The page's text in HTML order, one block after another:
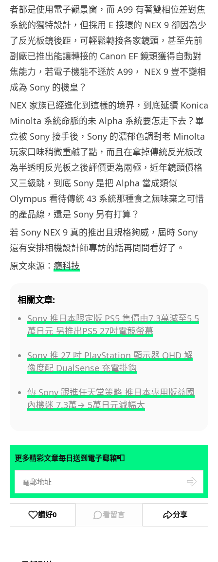
者都是使用電子觀景窗，而 A99 有著雙相位差對焦
系統的獨特設計，但採用 E 接環的 NEX 9 卻因為少
了反光板鏡後距，可輕鬆轉接各家鏡頭，甚至先前
副廠已推出能讓轉接的 Canon EF 鏡頭獲得自動對
焦能力，若電子機能不遜於 A99， NEX 9 豈不變相
成為 Sony 的機皇？
NEX 家族已經進化到這樣的境界，到底延續 Konica
Minolta 系統命脈的未 Alpha 系統要怎走下去？畢
竟被 Sony 接手後，Sony 的濃郁色調對老 Minolta
玩家口味稍微重鹹了點，而且在拿掉傳統反光板改
為半透明反光板之後評價更為兩極，近年鏡頭價格
又三級跳，到底 Sony 是把 Alpha 當成類似
Olympus 看待傳統 43 系統那種食之無味棄之可惜
的產品線，還是 Sony 另有打算？
若 Sony NEX 9 真的推出且規格夠威，屆時 Sony
還有安排相機設計師專訪的話再問問看好了。
原文來源： 癮科技
相關文章:
Sony 推日本限定版 PS5 售價由7.3萬減至5.5
萬日元 另推出PS5 27吋電競螢幕
Sony 推 27 吋 PlayStation 顯示器 QHD 解
像度配 DualSense 充電掛鈎
傳 Sony 跟進任天堂策略 推日本專用版益國
內機迷 7.3萬→ 5萬日元減幅大
更多精彩文章每日送到電子郵箱📮
讚好0 看留言 分享